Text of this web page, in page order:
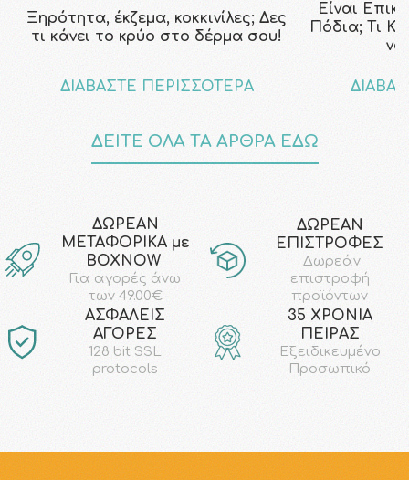
Ξηρότητα, έκζεμα, κοκκινίλες; Δες
τι κάνει το κρύο στο δέρμα σου!
ΔΙΑΒΑΣΤΕ ΠΕΡΙΣΣΟΤΕΡΑ
Είναι
Πόδια; Τι
να
ΔΕΙΤΕ ΟΛΑ ΤΑ ΑΡΘΡΑ ΕΔΩ
ΔΩΡΕΑΝ
ΜΕΤΑΦΟΡΙΚΑ με
ΒΟΧΝΟW
Για αγορές άνω
των 49.00€
ΔΩΡΕΑΝ
ΕΠΙΣΤΡΟΦΕΣ
Δωρεάν
επιστροφή
προϊόντων
AΣΦΑΛΕΙΣ
ΑΓΟΡΕΣ
128 bit SSL
protocols
35 ΧΡΟΝΙΑ
ΠΕΙΡΑΣ
Εξειδικευμένο
Προσωπικό